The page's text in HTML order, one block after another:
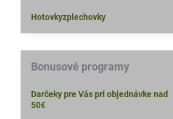
Hotovkyzplechovky
Bonusové programy
Darčeky pre Vás pri objednávke nad
50€